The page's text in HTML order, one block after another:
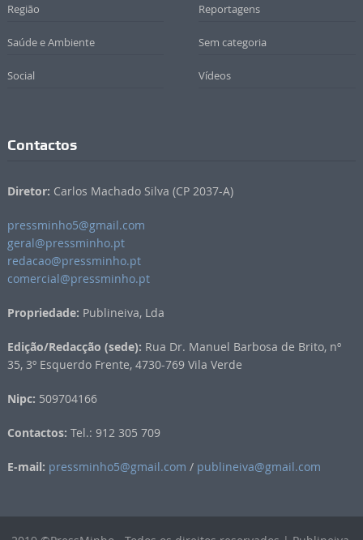
Região Reportagens
Saúde e Ambiente Sem categoria
Social Vídeos
Contactos
Diretor: Carlos Machado Silva (CP 2037-A)
pressminho5@gmail.com
geral@pressminho.pt
redacao@pressminho.pt
comercial@pressminho.pt
Propriedade: Publineiva, Lda
Edição/Redacção (sede): Rua Dr. Manuel Barbosa de Brito, nº
35, 3º Esquerdo Frente, 4730-769 Vila Verde
Nipc: 509704166
Contactos: Tel.: 912 305 709
E-mail: pressminho5@gmail.com / publineiva@gmail.com